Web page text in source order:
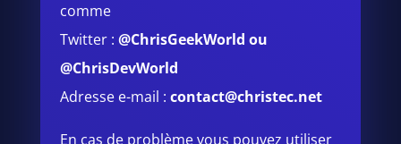
comme
Twitter :@ChrisGeekWorld ou
@ChrisDevWorld
Adresse e-mail :contact@christec.net
En cas de problème vous pouvez utiliser